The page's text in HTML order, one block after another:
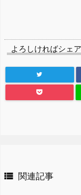
よろしければシェ
 関連記事